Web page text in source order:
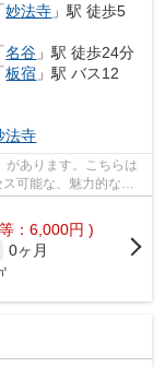
「妙法寺 」駅 徒歩5
「名谷 」駅 徒歩24分
「板宿 」駅 バス12
法寺
があります。こちらは
可能な、魅力的な駅
：6,000円 )
0ヶ月